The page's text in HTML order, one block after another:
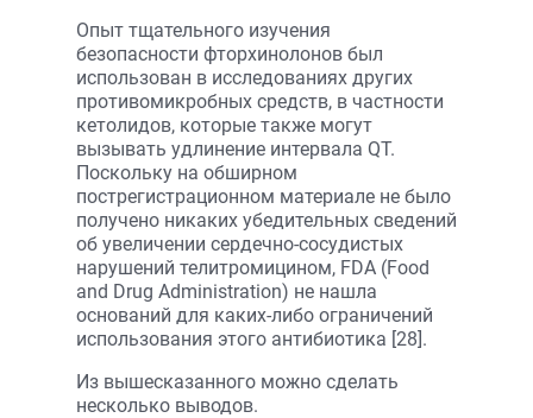
Опыт тщательного изучения
безопасности фторхинолонов был
использован в исследованиях других
противомикробных средств, в частности
кетолидов, которые также могут
вызывать удлинение интервала QT.
Поскольку на обширном
пострегистрационном материале не было
получено никаких убедительных сведений
об увеличении сердечно-сосудистых
нарушений телитромицином, FDA (Food
and Drug Administration) не нашла
оснований для каких-либо ограничений
использования этого антибиотика [28].
Из вышесказанного можно сделать
несколько выводов.